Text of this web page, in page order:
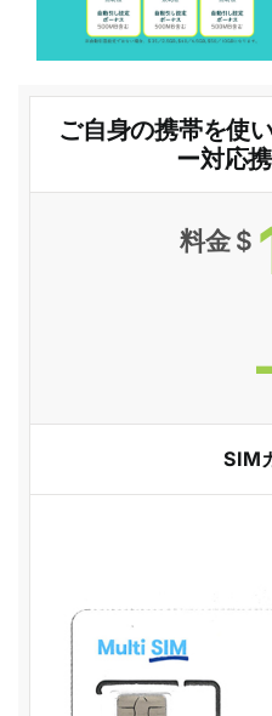
ご自身の携帯を使
ー対応
料金 $
SIM